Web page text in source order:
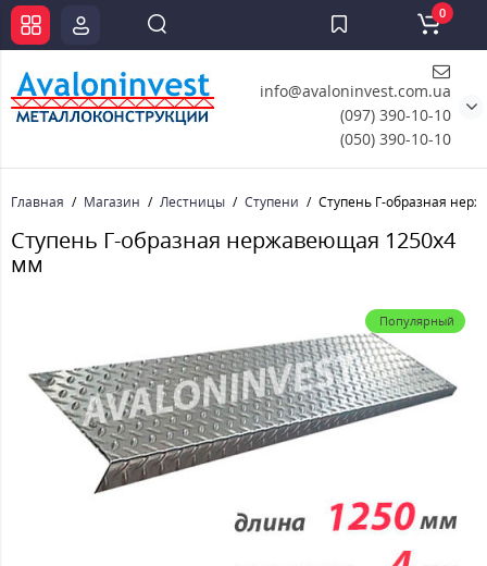
info@avaloninvest.com.ua
(097) 390-10-10
(050) 390-10-10
0
Главная Магазин Лестницы Ступени Ступень Г-образная
Ступень Г-образная нержавеющая 1250x4
мм
Популярный